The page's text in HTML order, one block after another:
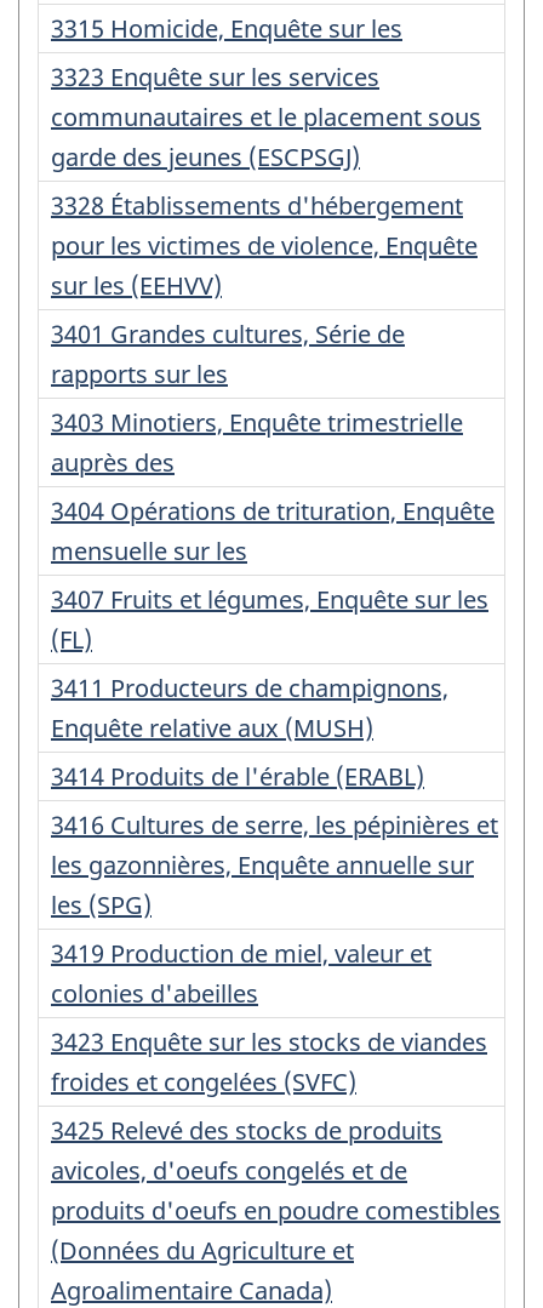
Numéro
d'enregistrement
:
3315 Homicide, Enquête sur les
Numéro
d'enregistrement
:
3323 Enquête sur les services
communautaires et le placement sous
garde des jeunes (ESCPSGJ)
Numéro
d'enregistrement
:
3328 Établissements d'hébergement
pour les victimes de violence, Enquête
sur les (EEHVV)
Numéro
d'enregistrement
:
3401 Grandes cultures, Série de
rapports sur les
Numéro
d'enregistrement
:
3403 Minotiers, Enquête trimestrielle
auprès des
Numéro
d'enregistrement
:
3404 Opérations de trituration, Enquête
mensuelle sur les
Numéro
d'enregistrement
:
3407 Fruits et légumes, Enquête sur les
(FL)
Numéro
d'enregistrement
:
3411 Producteurs de champignons,
Enquête relative aux (MUSH)
Numéro
d'enregistrement
:
3414 Produits de l'érable (ERABL)
Numéro
d'enregistrement
:
3416 Cultures de serre, les pépinières et
les gazonnières, Enquête annuelle sur
les (SPG)
Numéro
d'enregistrement
:
3419 Production de miel, valeur et
colonies d'abeilles
Numéro
d'enregistrement
:
3423 Enquête sur les stocks de viandes
froides et congelées (SVFC)
Numéro
d'enregistrement
:
3425 Relevé des stocks de produits
avicoles, d'oeufs congelés et de
produits d'oeufs en poudre comestibles
(Données du Agriculture et
Agroalimentaire Canada)